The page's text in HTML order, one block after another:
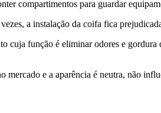
compartimentos para guardar
a instalação da coifa fica
cuja função é eliminar odores e
e a aparência é neutra, não